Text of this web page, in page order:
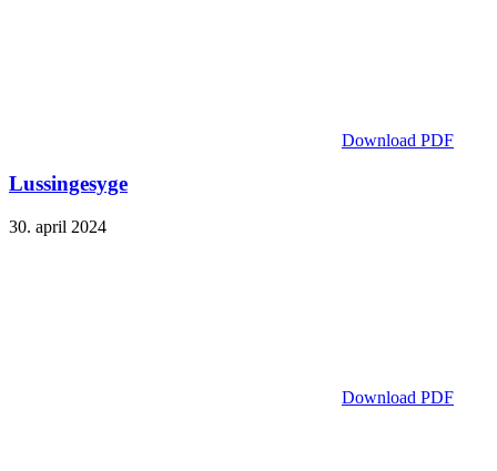
Download PDF
Lussingesyge
30. april 2024
Download PDF